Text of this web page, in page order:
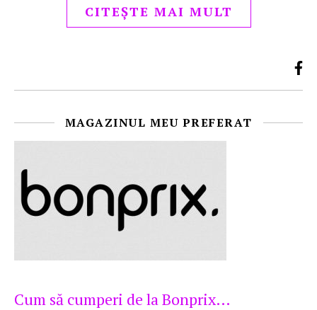
CITEȘTE MAI MULT
MAGAZINUL MEU PREFERAT
Cum să cumperi de la Bonprix…